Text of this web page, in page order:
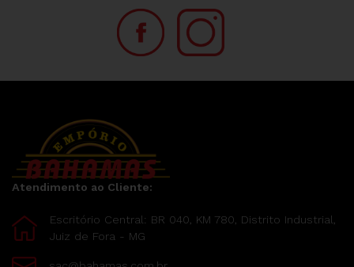
Atendimento ao Cliente:
Escritório Central: BR 040, KM 780, Distrito Industrial,
Juiz de Fora - MG